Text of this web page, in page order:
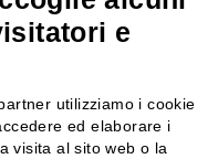
e
utilizziamo i cookie
ed elaborare i
visita al sito web o la